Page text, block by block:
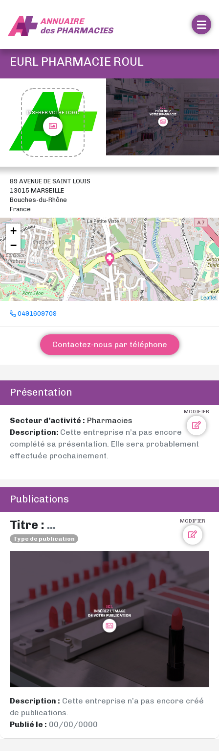
ANNUAIRE
desPHARMACIES
EURL PHARMACIE ROUL
INSÉRER VOTRE LOGO
89 AVENUE DE SAINT LOUIS
13015 MARSEILLE
Bouches-du-Rhône
France
+
−
Leaflet
0491609709
Contactez-nous par téléphone
Présentation
MODIFIER
Secteur d’activité : Pharmacies
Description: Cette entreprise n’a pas encore
complété sa présentation. Elle sera probablement
effectuée prochainement.
Publications
MODIFIER
Titre : ...
Type de publication
Description : Cette entreprise n’a pas encore créé
de publications.
Publié le : 00/00/0000